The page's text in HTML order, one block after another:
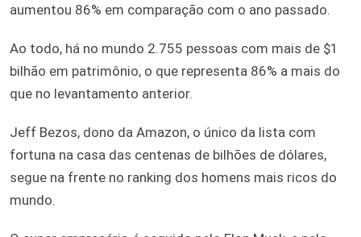
aumentou 86% em comparação com o ano passado.
Ao todo, há no mundo 2.755 pessoas com mais de $1
bilhão em patrimônio, o que representa 86% a mais do
que no levantamento anterior.
Jeff Bezos, dono da Amazon, o único da lista com
fortuna na casa das centenas de bilhões de dólares,
segue na frente no ranking dos homens mais ricos do
mundo.